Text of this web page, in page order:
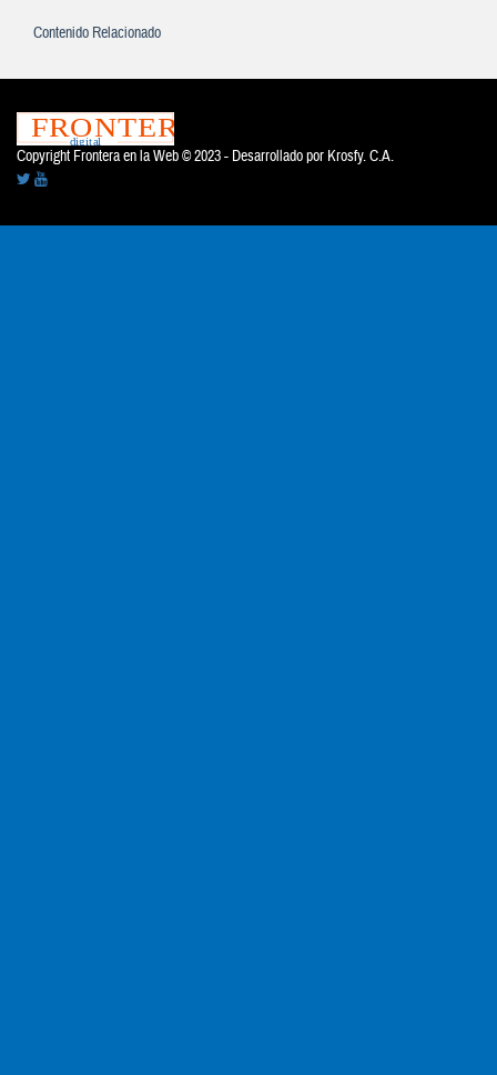
Contenido Relacionado
Copyright Frontera en la Web © 2023 - Desarrollado por Krosfy. C.A.